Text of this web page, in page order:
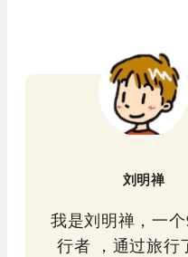
刘明禅
我是刘明禅，一
行者 ，通过旅行